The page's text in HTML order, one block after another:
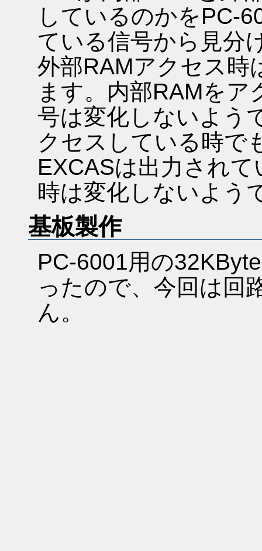
しているのかをPC-
ている信号から見分
外部RAMアクセス時
ます。内部RAMを
号は変化しないよう
クセスしている時で
EXCASは出力され
時は変化しないよう
基板製作
PC-6001用の
ったので、今回は回
ん。